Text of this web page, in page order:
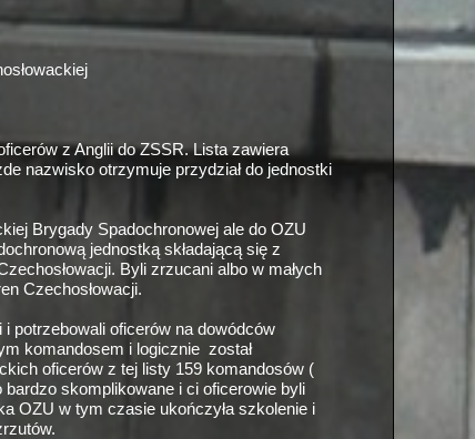
z Anglii do ZSSR. Lista zawiera
nazwisko otrzymuje przydział do jednostki
Brygady Spadochronowej ale do OZU
jednostką składającą się z
Byli zrzucani albo w małych
Czechosłowacji.
potrzebowali oficerów na dowódców
komandosem i logicznie został
oficerów z tej listy 159 komandosów (
bardzo skomplikowane i ci oficerowie byli
OZU w tym czasie ukończyła szkolenie i